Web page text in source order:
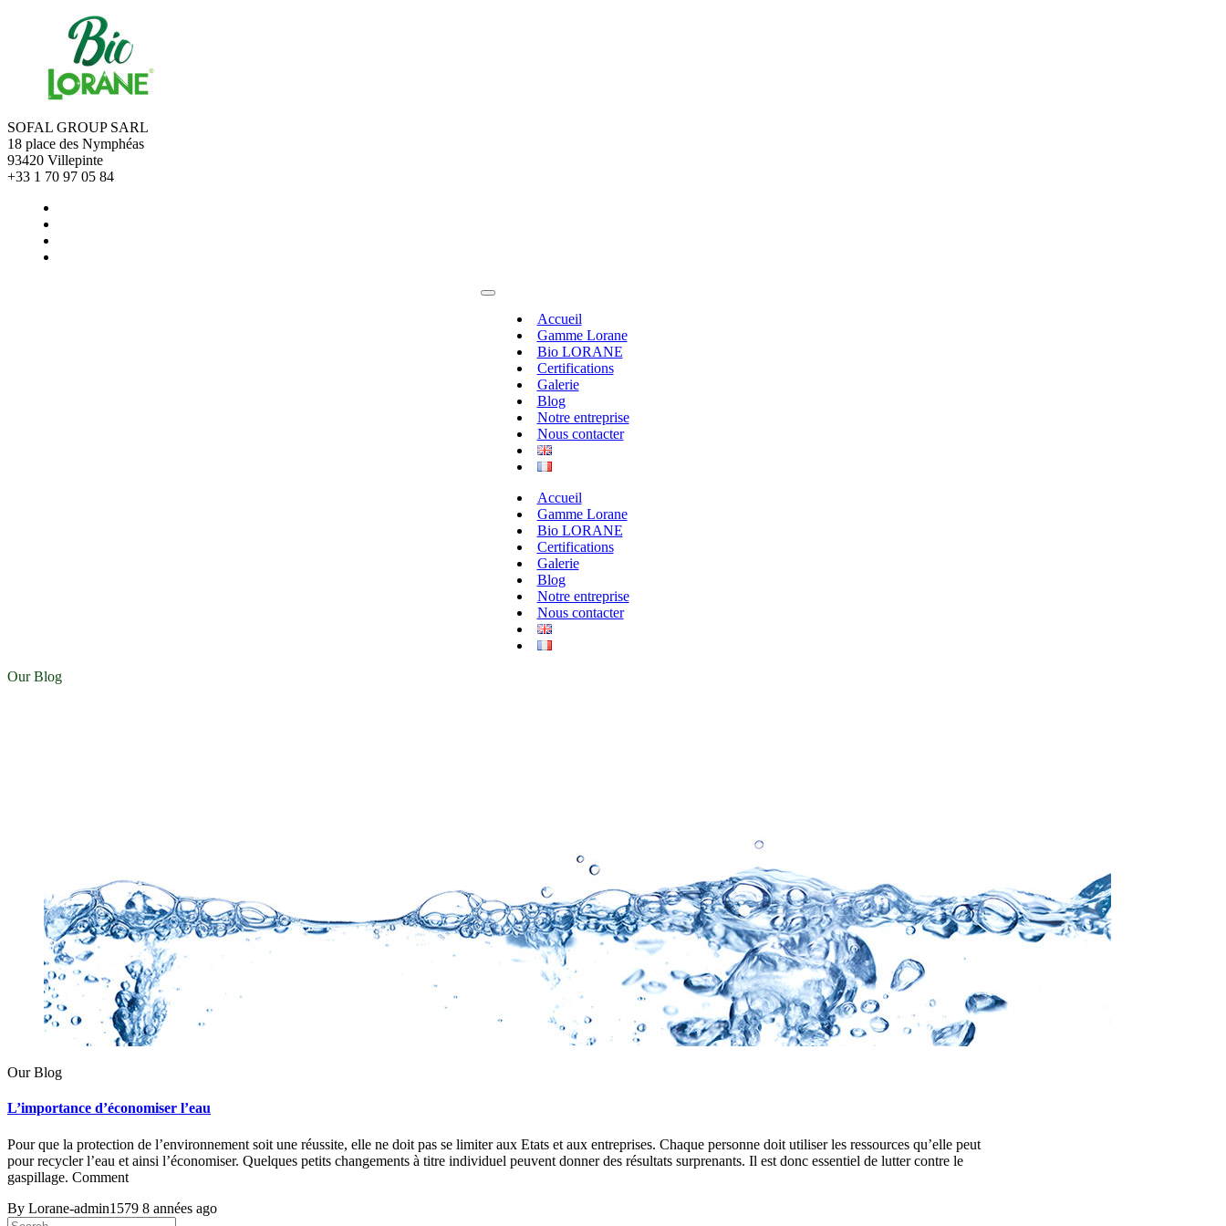
SOFAL GROUP SARL
18 place des Nymphéas
93420 Villepinte
+33 1 70 97 05 84
Accueil
Gamme Lorane
Bio LORANE
Certifications
Galerie
Blog
Notre entreprise
Nous contacter
Accueil
Gamme Lorane
Bio LORANE
Certifications
Galerie
Blog
Notre entreprise
Nous contacter
Our Blog
Our Blog
L’importance d’économiser l’eau
Pour que la protection de l’environnement soit une réussite, elle ne doit pas se limiter aux Etats et aux entreprises. Chaque personne doit utiliser les ressources qu’elle peut
pour recycler l’eau et ainsi l’économiser. Quelques petits changements à titre individuel peuvent donner des résultats surprenants. Il est donc essentiel de lutter contre le
gaspillage. Comment
By Lorane-admin1579 8 années ago